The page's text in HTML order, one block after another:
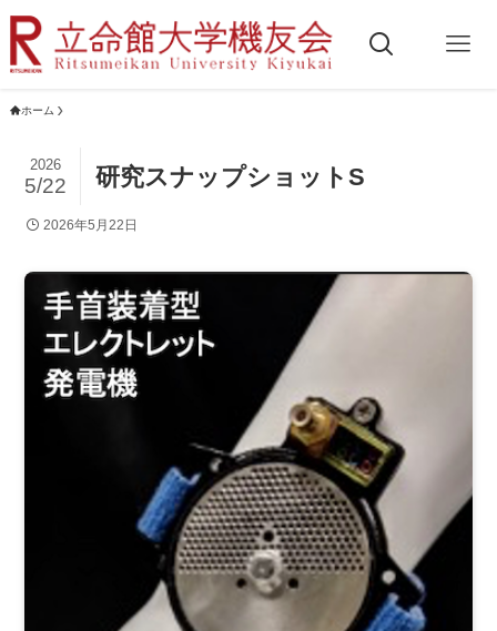
ホーム
研究スナップショットS
2026
5/22
2026年5月22日